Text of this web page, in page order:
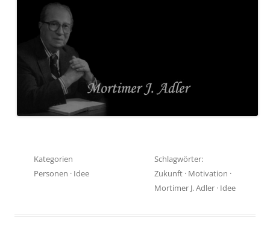
Kategorien
Personen · Idee
Schlagwörter:
Zukunft · Motivation ·
Mortimer J. Adler · Idee